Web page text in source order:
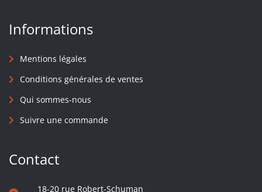
Informations
Mentions légales
Conditions générales de ventes
Qui sommes-nous
Suivre une commande
Contact
18-20 rue Robert-Schuman